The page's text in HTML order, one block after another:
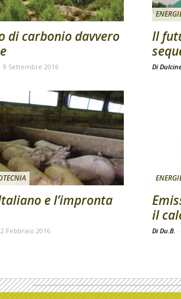
di carbonio davvero
9 Settembre 2016
Il
Di
e l’impronta
Febbraio 2016
il
Di Du.B. -